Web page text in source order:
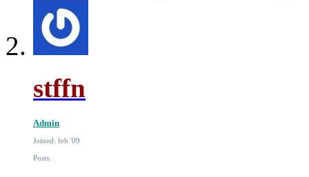
stffn
Admin
Joined: feb '09
Posts: